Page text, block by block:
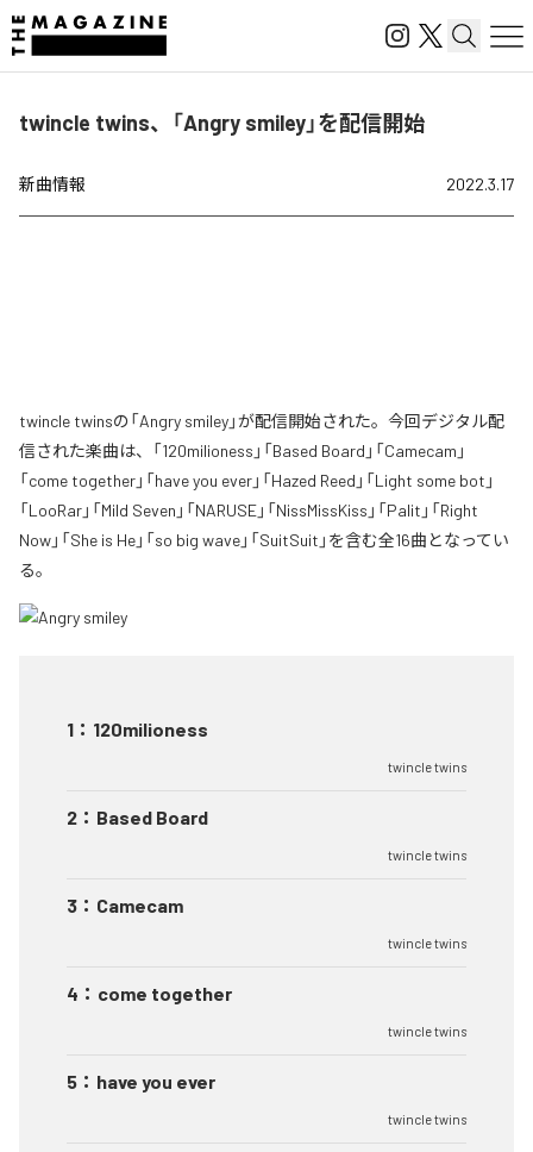
twincle twins、「Angry smiley」を配信開始
新曲情報 2022.3.17
twincle twinsの「Angry smiley」が配信開始された。今回デジタル配
信された楽曲は、「120milioness」「Based Board」「Camecam」
「come together」「have you ever」「Hazed Reed」「Light some bot」
「LooRar」「Mild Seven」「NARUSE」「NissMissKiss」「Palit」「Right
Now」「She is He」「so big wave」「SuitSuit」を含む全16曲となってい
る。
1 ： 120milioness
twincle twins
2 ： Based Board
twincle twins
3 ： Camecam
twincle twins
4 ： come together
twincle twins
5 ： have you ever
twincle twins